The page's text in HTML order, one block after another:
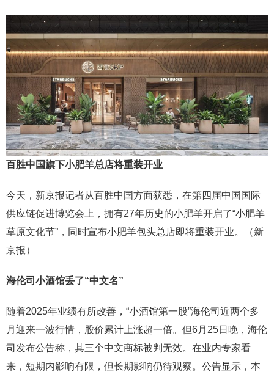
百胜中国旗下小肥羊总店将重装开业
今天，新京报记者从百胜中国方面获悉，在第四届中国国际
供应链促进博览会上，拥有27年历史的小肥羊开启了“小肥羊
草原文化节”，同时宣布小肥羊包头总店即将重装开业。（新
京报）
海伦司小酒馆丢了“中文名”
随着2025年业绩有所改善，“小酒馆第一股”海伦司近两个多
月迎来一波行情，股价累计上涨超一倍。但6月25日晚，海伦
司发布公告称，其三个中文商标被判无效。在业内专家看
来，短期内影响有限，但长期影响仍待观察。公告显示，本